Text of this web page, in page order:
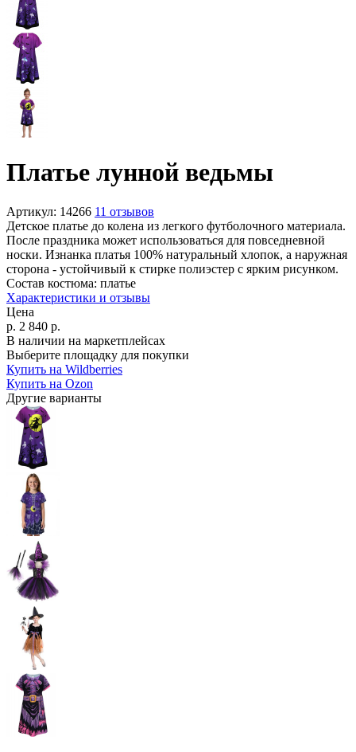
Платье лунной ведьмы
Артикул: 14266 11 отзывов
Детское платье до колена из легкого футболочного материала.
После праздника может использоваться для повседневной
носки. Изнанка платья 100% натуральный хлопок, а наружная
сторона - устойчивый к стирке полиэстер c ярким рисунком.
Состав костюма: платье
Характеристики и отзывы
Цена
р. 2 840 р.
В наличии на маркетплейсах
Выберите площадку для покупки
Купить на Wildberries
Купить на Ozon
Другие варианты